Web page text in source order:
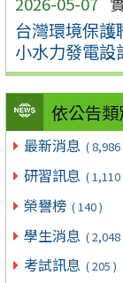
台灣環境保
小水力發電設
依公告
最新消息 ( 8,986
研習訊息 ( 1,110
榮譽榜 ( 140 )
學生消息 ( 2,048
考試訊息 ( 205 )